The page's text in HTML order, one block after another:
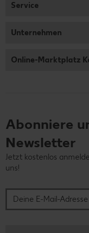
Service
Unternehmen
Online-Marktplatz
Abonniere
Newsletter
Jetzt kostenlos
uns!